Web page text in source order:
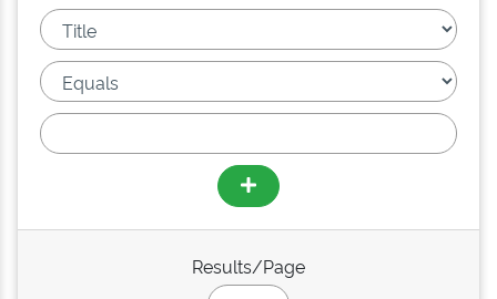
Results/Page